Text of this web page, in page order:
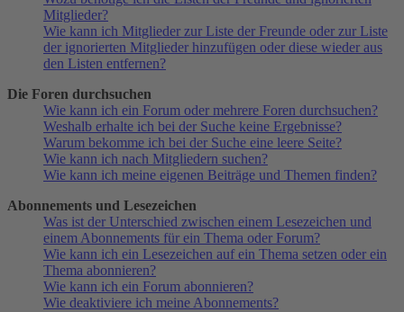
Mitglieder?
Wie kann ich Mitglieder zur Liste der Freunde oder zur Liste
der ignorierten Mitglieder hinzufügen oder diese wieder aus
den Listen entfernen?
Die Foren durchsuchen
Wie kann ich ein Forum oder mehrere Foren durchsuchen?
Weshalb erhalte ich bei der Suche keine Ergebnisse?
Warum bekomme ich bei der Suche eine leere Seite?
Wie kann ich nach Mitgliedern suchen?
Wie kann ich meine eigenen Beiträge und Themen finden?
Abonnements und Lesezeichen
Was ist der Unterschied zwischen einem Lesezeichen und
einem Abonnements für ein Thema oder Forum?
Wie kann ich ein Lesezeichen auf ein Thema setzen oder ein
Thema abonnieren?
Wie kann ich ein Forum abonnieren?
Wie deaktiviere ich meine Abonnements?